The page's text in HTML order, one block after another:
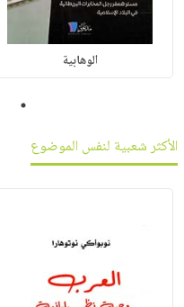
الوهابية
1
الأكثر شعبية لنفس الموضوع